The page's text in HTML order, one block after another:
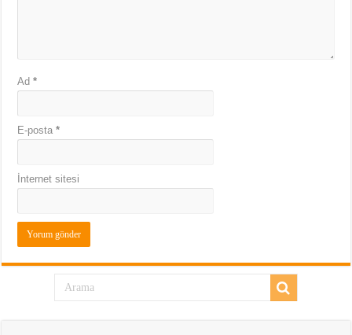
Ad*
E-posta*
İnternet sitesi